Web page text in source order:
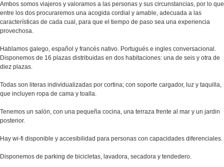
Ambos somos viajeros y valoramos a las personas y sus circunstancias, por lo que
entre los dos procuraremos una acogida cordial y amable, adecuada a las
características de cada cual, para que el tiempo de paso sea una experiencia
provechosa.
Hablamos galego, español y francés nativo. Portugués e ingles conversacional.
Disponemos de 16 plazas distribuidas en dos habitaciones: una de seis y otra de
diez plazas.
Todas son literas individualizadas por cortina; con soporte cargador, luz y taquilla,
que incluyen ropa de cama y toalla.
Tenemos un salón, con una pequeña cocina, una terraza frente al mar y un jardin
posterior.
Hay wi-fi disponible y accesibilidad para personas con capacidades diferenciales.
Disponemos de parking de bicicletas, lavadora, secadora y tendedero.